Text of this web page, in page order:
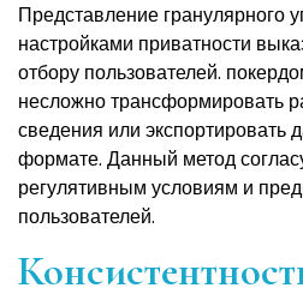
Представление гранулярного
настройками приватности
отбору пользователей.
несложно трансформировать
сведения или экспортировать
формате. Данный метод
регулятивным условиям и
пользователей.